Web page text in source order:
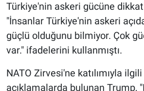
Türkiye'nin askeri gücüne
"İnsanlar Türkiye'nin askeri
güçlü olduğunu bilmiyor. Çok
var." ifadelerini kullanmıştı.
NATO Zirvesi'ne katılımıyla
açıklamalarda bulunan Trump,